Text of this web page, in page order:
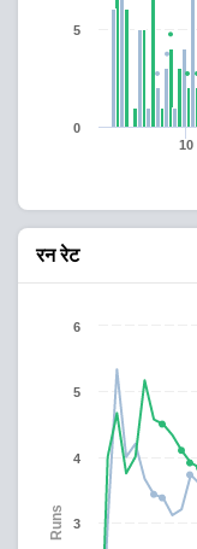
10
0
5
रन रेट
Runs 3
4
5
6